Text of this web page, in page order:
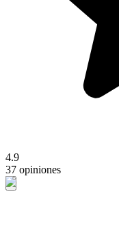
4.9
37 opiniones